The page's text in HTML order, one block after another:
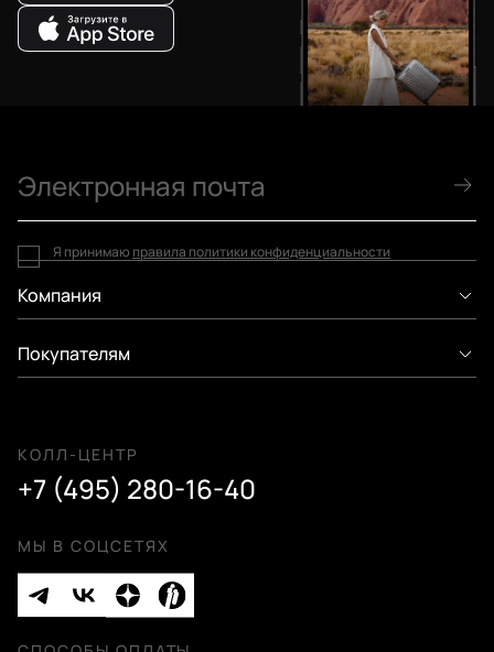
Компания
Покупателям
КОЛЛ-ЦЕНТР
+7 (495) 280-16-40
МЫ В СОЦСЕТЯХ
Я принимаю правила политики конфиденциальности